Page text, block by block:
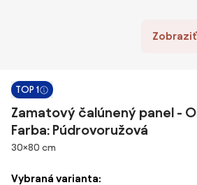
TOP 1
Zamatový čalúnený panel -
Farba: Púdrovoružová
Rozmery
30×80 cm
Vybraná varianta: